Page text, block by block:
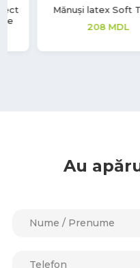
Mănuși nitril Aurelia Sonic
MDL
Au